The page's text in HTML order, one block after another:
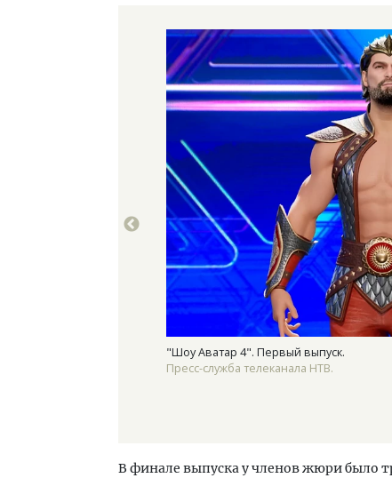
"Шоу Аватар 4". Первый выпуск.
Пресс-служба телеканала НТВ.
В финале выпуска у членов жюри было